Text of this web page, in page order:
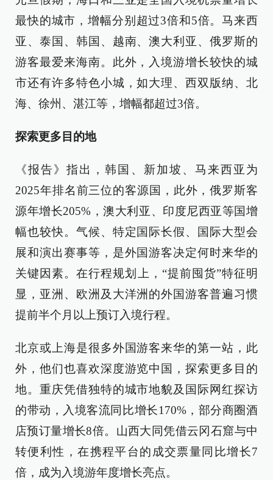
最快的城市，增幅分别超过3倍和5倍。马来西
亚、泰国、韩国、越南、澳大利亚、俄罗斯的
游客最爱来海南。此外，入境游增长较快的城
市还有许多特色小城，如大理、西双版纳、北
海、徐州、湛江等，增幅都超过3倍。
探索更多目的地
《报告》指出，韩国、新加坡、马来西亚为
2025年排名前三位的客源国，此外，俄罗斯客
源年增长205%，澳大利亚、印度尼西亚等国增
幅也较快。气候、特定国际长假、国际大型会
展和演出赛事等，是外国游客决定何时来华的
关键因素。在行程规划上，“提前囤货”特征明
显，亚洲、欧洲及大洋洲的外国游客普遍习惯
提前半个月以上预订入境行程。
北京或上海是很多外国游客来华的第一站，此
外，他们也喜欢深度游览中国，探索更多目的
地。重庆凭借独特的城市地貌及国际网红探访
的带动，入境客流同比增长170%，部分商圈酒
店预订量增长8倍。山西大同凭借云冈石窟与中
转便利性，在携程平台的成交票量同比增长7
倍，成为入境游年度增长亮点。